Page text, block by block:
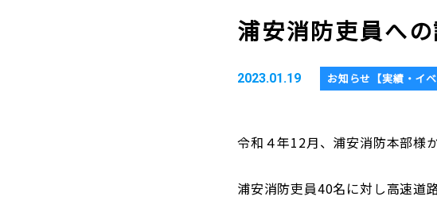
浦安消防吏員へ
2023.01.19 お知らせ【実績・イベ
令和４年12月、浦安消防本部様
浦安消防吏員40名に対し高速道